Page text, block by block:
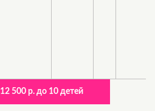
12 500 р. до 10 детей